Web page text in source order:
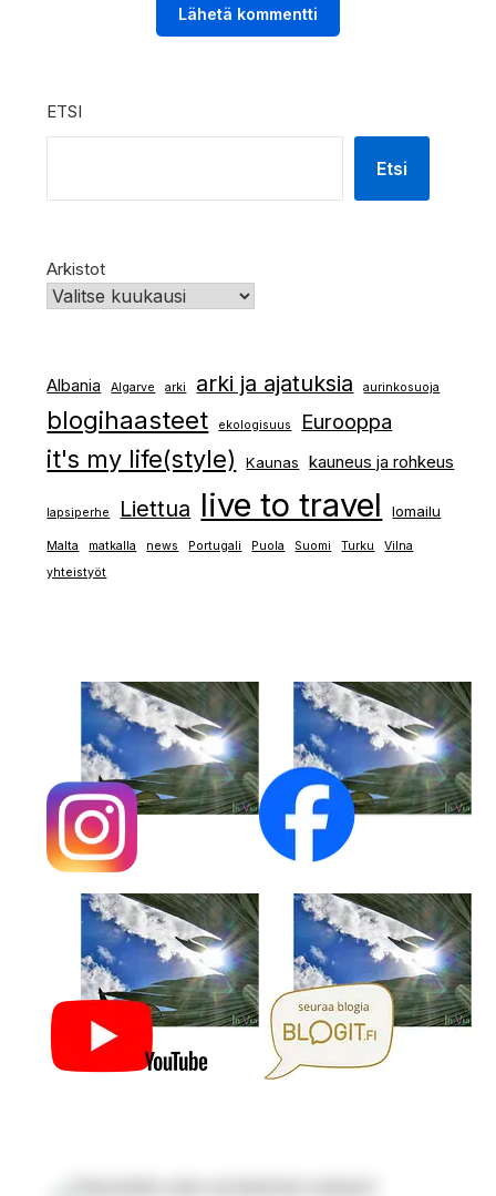
ETSI
Etsi
Arkistot
Albania Algarve arki arki ja ajatuksia aurinkosuoja
blogihaasteet ekologisuus Eurooppa
it's my life(style) Kaunas kauneus ja rohkeus
lapsiperhe Liettua live to travel lomailu
Malta matkalla news Portugali Puola Suomi Turku
Vilna
yhteistyöt